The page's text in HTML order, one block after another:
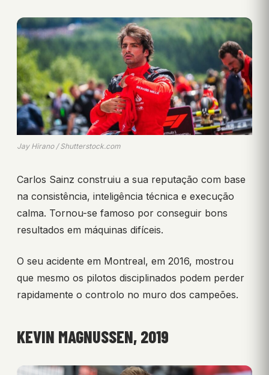
Jay Hirano / Shutterstock.com
Carlos Sainz construiu a sua reputação com base
na consistência, inteligência técnica e execução
calma. Tornou-se famoso por conseguir bons
resultados em máquinas difíceis.
O seu acidente em Montreal, em 2016, mostrou
que mesmo os pilotos disciplinados podem perder
rapidamente o controlo no muro dos campeões.
KEVIN MAGNUSSEN, 2019